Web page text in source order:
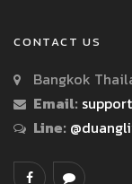
CONTACT US
Bangkok
Email:
Line: